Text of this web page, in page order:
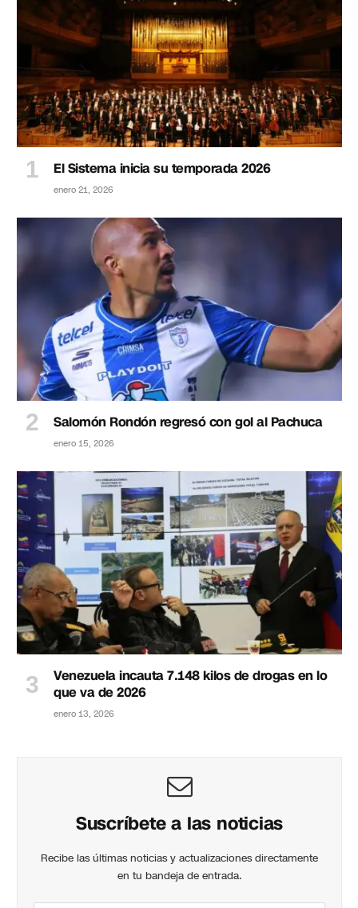
El Sistema inicia su temporada 2026
enero 21, 2026
Salomón Rondón regresó con gol al Pachuca
enero 15, 2026
Venezuela incauta 7.148 kilos de drogas en lo
que va de 2026
enero 13, 2026
Suscríbete a las noticias
Recibe las últimas noticias y actualizaciones directamente
en tu bandeja de entrada.